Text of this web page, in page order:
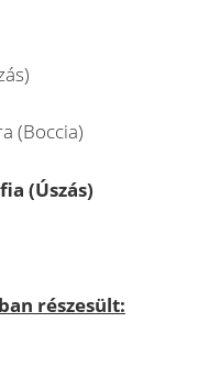
(Boccia)
(Úszás)
részesült: